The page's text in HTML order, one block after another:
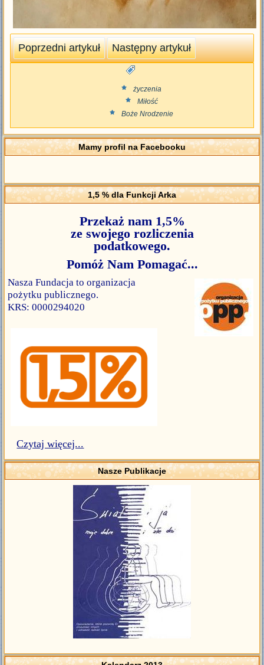
Poprzedni artykuł Następny artykuł
życzenia
Miłość
Boże Nrodzenie
Mamy profil na Facebooku
1,5 % dla Funkcji Arka
Przekaż nam 1,5%
ze swojego rozliczenia
podatkowego.
Pomóż Nam Pomagać...
Nasza Fundacja to organizacja
pożytku publicznego.
KRS: 0000294020
Czytaj więcej...
Nasze Publikacje